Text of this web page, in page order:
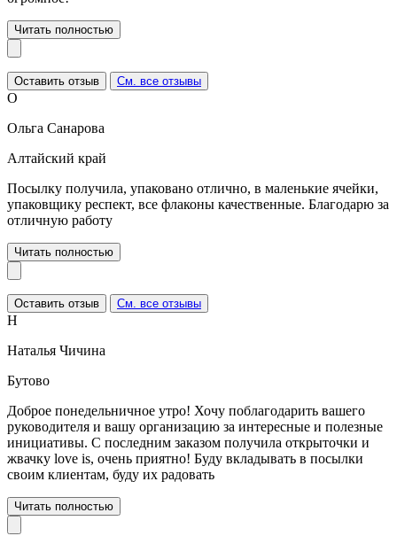
Читать полностью
Оставить отзыв См. все отзывы
О
Ольга Санарова
Алтайский край
Посылку получила, упаковано отлично, в маленькие ячейки,
упаковщику респект, все флаконы качественные. Благодарю за
отличную работу
Читать полностью
Оставить отзыв См. все отзывы
Н
Наталья Чичина
Бутово
Доброе понедельничное утро! Хочу поблагодарить вашего
руководителя и вашу организацию за интересные и полезные
инициативы. С последним заказом получила открыточки и
жвачку love is, очень приятно! Буду вкладывать в посылки
своим клиентам, буду их радовать
Читать полностью